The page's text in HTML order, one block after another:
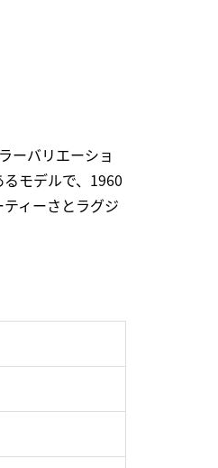
ーバリエーショ
モデルで、1960
ィーさとラグジ